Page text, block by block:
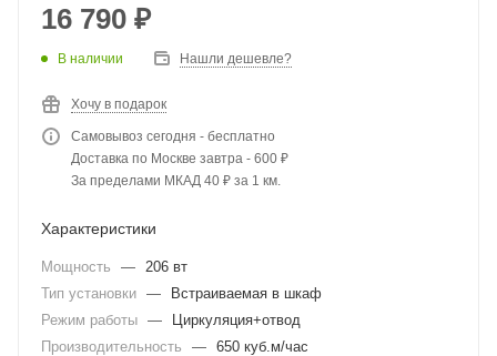
16 790 ₽
В наличии Нашли дешевле?
Хочу в подарок
Самовывоз сегодня - бесплатно
Доставка по Москве завтра - 600 ₽
За пределами МКАД 40 ₽ за 1 км.
Характеристики
Мощность — 206 вт
Тип установки —
Встраиваемая в шкаф
Режим работы —
Циркуляция+отвод
Производительность
— 650 куб.м/час